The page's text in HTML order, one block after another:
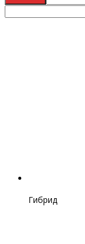
Гибрид